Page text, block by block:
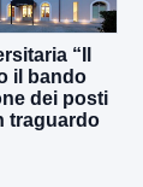
“Il
il bando
dei posti
traguardo